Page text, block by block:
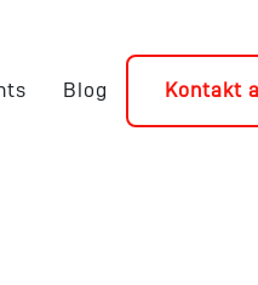
Blog Kontakt